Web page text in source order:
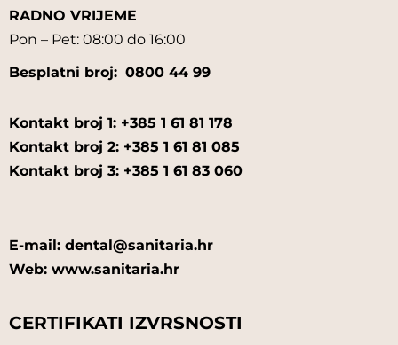
YETI
ZHERMACK
ZLATNI LICITAR JDOO
RADNO VRIJEME
Pon – Pet: 08:00 do 16:00
Besplatni broj: 0800 44 99
Kontakt broj 1: +385 1 61 81 178
Kontakt broj 2: +385 1 61 81 085
Kontakt broj 3: +385 1 61 83 060
E-mail: dental@sanitaria.hr
Web: www.sanitaria.hr
CERTIFIKATI IZVRSNOSTI